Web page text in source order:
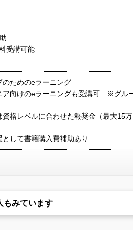
受講可能
のためのeラーニング
ア向けのeラーニングも受講可 ※グル
資格レベルに合わせた報奨金（最大15
として書籍購入費補助あり
もみています